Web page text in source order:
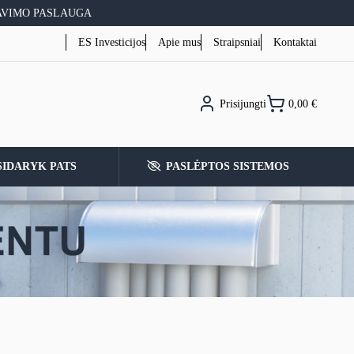
PASLAUGA
ES Investicijos Apie mus Straipsniai Kontaktai
Prisijungti 0,00 €
PATS PASLĖPTOS SISTEMOS